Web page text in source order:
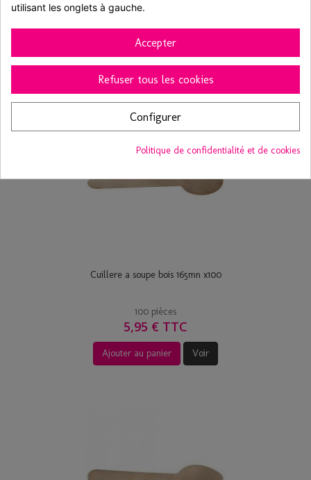
100 pièces
4,94 € TTC
Ajouter au panier Voir
Cuillere a soupe bois 165mn x100
100 pièces
5,95 € TTC
Ajouter au panier Voir
utilisant les onglets à gauche.
Accepter
Refuser tous les cookies
Configurer
Politique de confidentialité et de cookies